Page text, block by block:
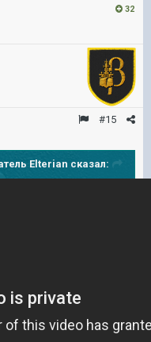
32
#15
Elterian сказал: